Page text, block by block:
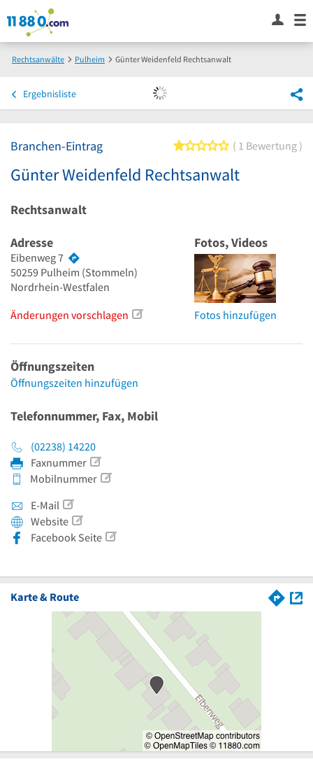
Rechtsanwälte Pulheim Günter Weidenfeld Rechtsanwalt
Ergebnisliste
Branchen-Eintrag 1 von 5 Sternen
1 Bewertung
Günter Weidenfeld Rechtsanwalt
Rechtsanwalt
Adresse
Eibenweg 7
50259 Pulheim (Stommeln)
Nordrhein-Westfalen
Änderungen vorschlagen
Fotos, Videos
Fotos hinzufügen
Öffnungszeiten
Öffnungszeiten hinzufügen
Telefonnummer, Fax, Mobil
(02238) 14220
Faxnummer
Mobilnummer
E-Mail
Website
Facebook Seite
Karte & Route